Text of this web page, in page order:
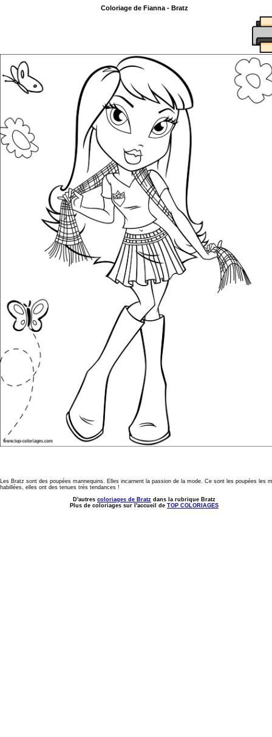
Coloriage de Fianna - Bratz
Les Bratz sont des poupées mannequins. Elles incarnent la passion de la mode. Ce sont les poupées les
habillées, elles ont des tenues très tendances !
D'autres coloriages de Bratz dans la rubrique Bratz
Plus de coloriages sur l'accueil de TOP COLORIAGES